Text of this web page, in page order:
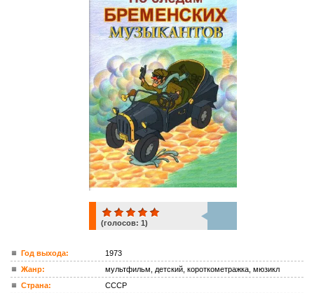
ком.
(голосов: 1)
Год выхода:
1973
Жанр:
мультфильм, детский, короткометражка, мюзикл
Страна:
СССР